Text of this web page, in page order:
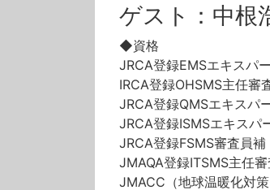
ゲスト：中根
◆資格
JRCA登録EMSエキスパ
IRCA登録OHSMS主任審
JRCA登録QMSエキスパ
JRCA登録ISMSエキスパ
JRCA登録FSMS審査員補
JMAQA登録ITSMS主任審
JMACC（地球温暖化対